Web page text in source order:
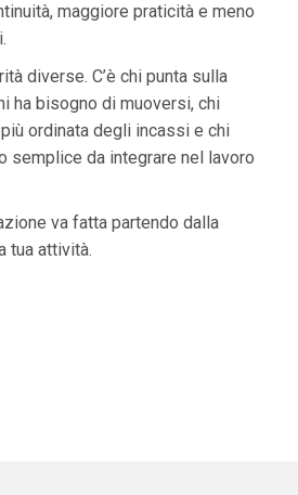
maggiore praticità e meno
diverse. C’è chi punta sulla
ha bisogno di muoversi, chi
ordinata degli incassi e chi
semplice da integrare nel lavoro
va fatta partendo dalla
tua attività.